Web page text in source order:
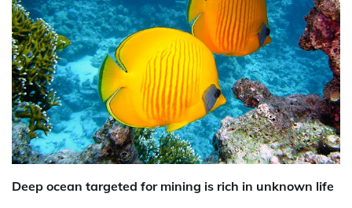
Deep ocean targeted for mining is rich in unknown life